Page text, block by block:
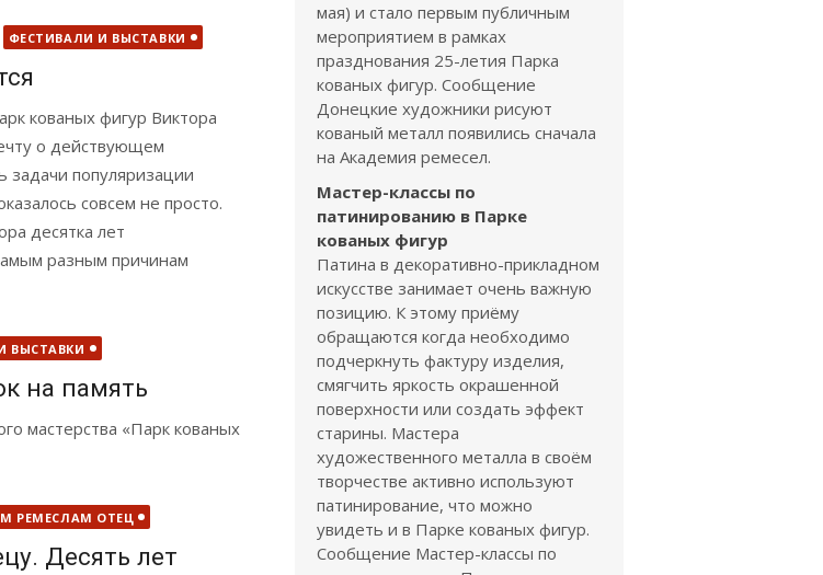
ФЕСТИВАЛИ И ВЫСТАВКИ
кованых фигур Виктора
о действующем
задачи популяризации
совсем не просто.
десятка лет
разным причинам
ВЫСТАВКИ
на память
мастерства «Парк кованых
РЕМЕСЛАМ ОТЕЦ
Десять лет
мая) и стало первым публичным
мероприятием в рамках
празднования 25-летия Парка
кованых фигур. Сообщение
Донецкие художники рисуют
кованый металл появились сначала
на Академия ремесел.
Мастер-классы по
патинированию в Парке
кованых фигур
Патина в декоративно-прикладном
искусстве занимает очень важную
позицию. К этому приёму
обращаются когда необходимо
подчеркнуть фактуру изделия,
смягчить яркость окрашенной
поверхности или создать эффект
старины. Мастера
художественного металла в своём
творчестве активно используют
патинирование, что можно
увидеть и в Парке кованых фигур.
Сообщение Мастер-классы по